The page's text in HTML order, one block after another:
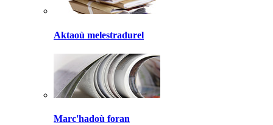
Aktaoù melestradurel
Marc'hadoù foran